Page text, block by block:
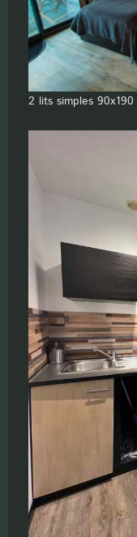
2 lits simples